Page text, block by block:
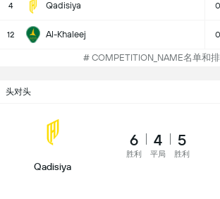
4 Qadisiya 0
12 Al-Khaleej 0
# COMPETITION_NAME名单和
头对头
Qadisiya
6
胜利
4
平局
5
胜利